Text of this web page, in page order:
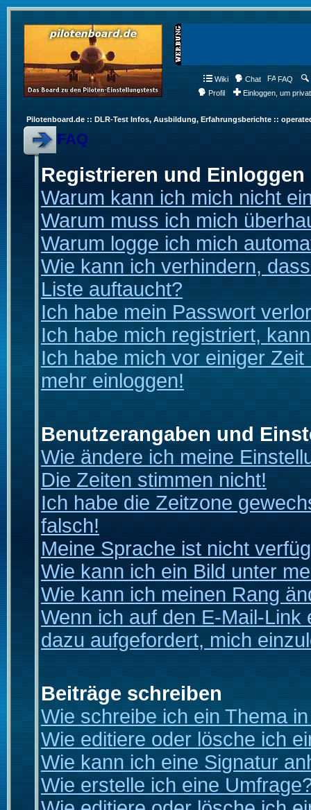
Wiki Chat FAQ
Profil
Einloggen, um
Pilotenboard.de :: DLR-Test Infos, Ausbildung, Erfahrungsberichte ::
FAQ
Registrieren und Einloggen
Warum kann ich mich nicht
Warum muss ich mich
Warum logge ich mich
Wie kann ich verhindern,
Liste auftaucht?
Ich habe mein Passwort
Ich habe mich registriert,
Ich habe mich vor einiger
mehr einloggen!
Benutzerangaben und
Wie ändere ich meine
Die Zeiten stimmen nicht!
Ich habe die Zeitzone
falsch!
Meine Sprache ist nicht
Wie kann ich ein Bild unter
Wie kann ich meinen Rang
Wenn ich auf den E-Mail-
dazu aufgefordert, mich
Beiträge schreiben
Wie schreibe ich ein Thema
Wie editiere oder lösche ich
Wie kann ich eine Signatur
Wie erstelle ich eine